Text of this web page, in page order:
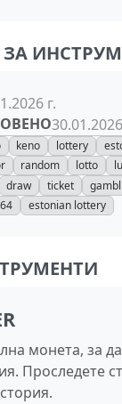
г.
keno lottery
random lotto
draw ticket
estonian lottery
монета, за
Проследете